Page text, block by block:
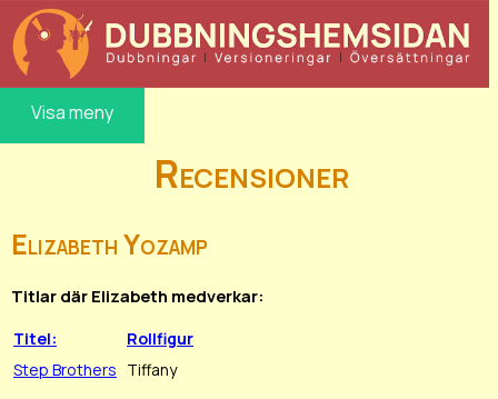
Visa meny
Recensioner
Elizabeth Yozamp
Titlar där Elizabeth medverkar:
Titel:
Rollfigur
Step Brothers Tiffany